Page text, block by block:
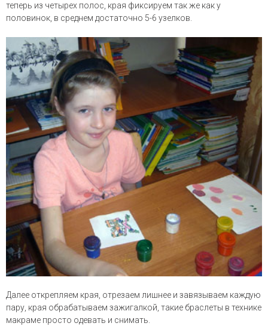
теперь из четырех полос, края фиксируем так же как у
половинок, в среднем достаточно 5-6 узелков.
Далее открепляем края, отрезаем лишнее и завязываем каждую
пару, края обрабатываем зажигалкой, такие браслеты в технике
макраме просто одевать и снимать.